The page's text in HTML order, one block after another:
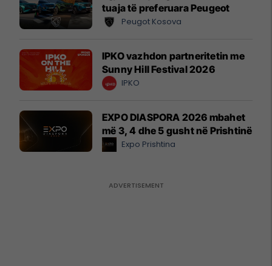
tuaja të preferuara Peugeot
Peugot Kosova
IPKO vazhdon partneritetin me
Sunny Hill Festival 2026
IPKO
EXPO DIASPORA 2026 mbahet
më 3, 4 dhe 5 gusht në Prishtinë
Expo Prishtina